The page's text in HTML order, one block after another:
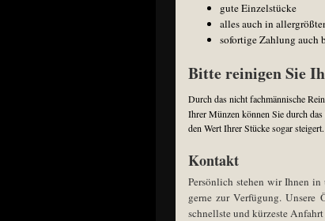
gute Einzelstücke
alles auch in
sofortige Zahlung auch
Bitte reinigen Sie
Durch das nicht fachmännische
Ihrer Münzen können Sie durch
den Wert Ihrer Stücke sogar steigert.
Kontakt
Persönlich stehen wir Ihnen in
gerne zur Verfügung. Unsere
schnellste und kürzeste